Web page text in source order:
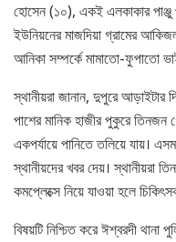
হোসেন (১০), একই এলকাকার পাঞ্জু
ইউনিয়নের মাজদিয়া গ্রামের
আনিকা সম্পর্কে মামাতো-ফুপাতো
স্থানীয়রা জানান, দুপুরে আড়াইটার
পাশের মানিক হাজীর পুকুরে
একপর্যায়ে পানিতে তলিয়ে যায়।
স্থানীয়দের খবর দেয়। স্থানীয়রা
কমপ্লেক্সে নিয়ে যাওয়া হলে
বিষয়টি নিশ্চিত করে ঈশ্বরদী থানা